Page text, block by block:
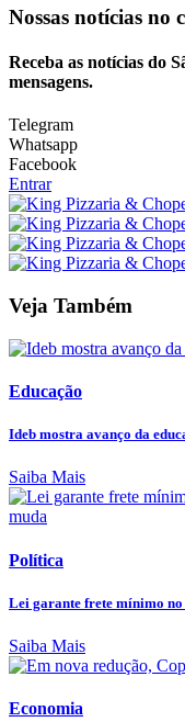
Nossas notícias no
Receba as notícias do
mensagens.
Telegram
Whatsapp
Facebook
Entrar
Veja Também
Educação
Ideb mostra avanço da
Saiba Mais
Política
Lei garante frete mínimo no
Saiba Mais
Economia